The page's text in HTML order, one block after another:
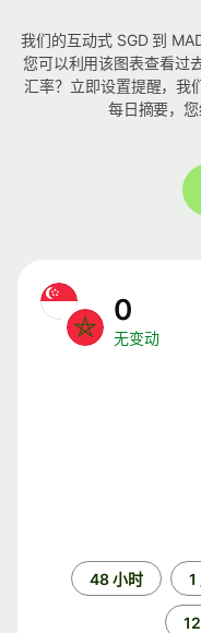
我们的互动式 SGD 到
您可以利用该图表查看过
汇率？立即设置提醒，我
每日摘要，您
0
无变动
48 小时 1